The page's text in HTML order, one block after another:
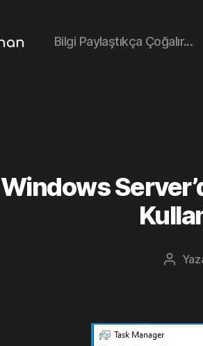
Bilgi Paylaştıkça Çoğalır...
Windows